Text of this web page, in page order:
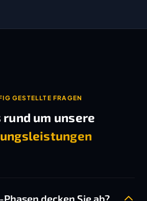
GESTELLTE FRAGEN
um unsere
decken Sie ab?